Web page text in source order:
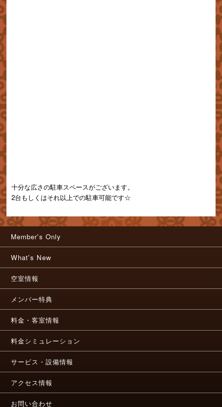
十分な広さの駐車スペースがございます。
2台もしくはそれ以上での駐車可能です☆
Member's Only
What's New
空室情報
メンバー特典
料金・客室情報
料金シミュレーション
サービス・設備情報
アクセス情報
お問い合わせ